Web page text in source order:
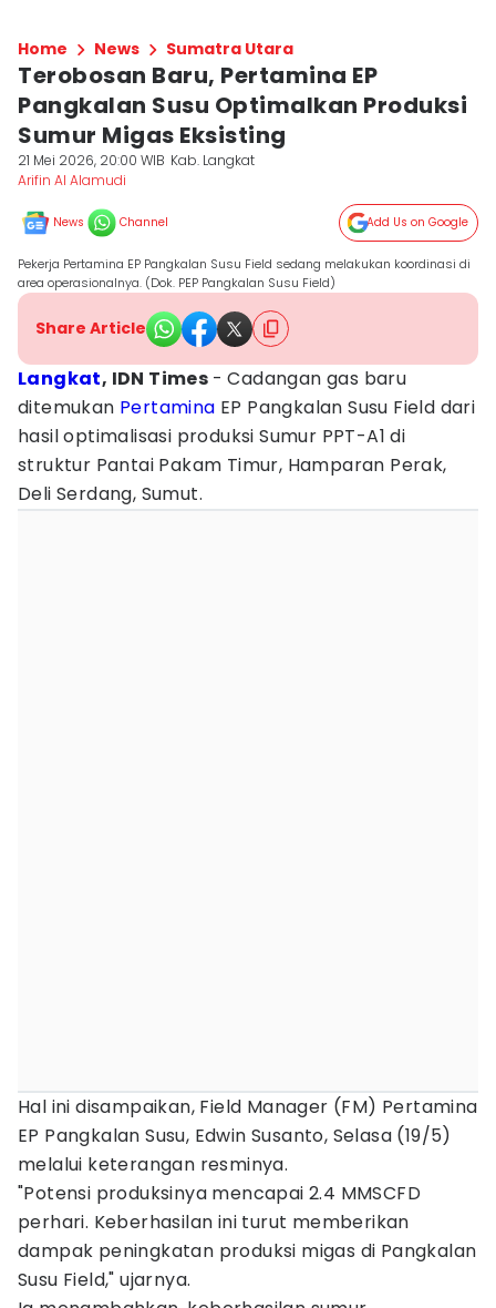
Home News Sumatra Utara
Terobosan Baru, Pertamina EP
Pangkalan Susu Optimalkan Produksi
Sumur Migas Eksisting
21 Mei 2026, 20:00 WIB Kab. Langkat
Arifin Al Alamudi
News Channel Add Us on Google
Pekerja Pertamina EP Pangkalan Susu Field sedang melakukan koordinasi di
area operasionalnya. (Dok. PEP Pangkalan Susu Field)
Share Article
Langkat, IDN Times - Cadangan gas baru
ditemukan Pertamina EP Pangkalan Susu Field dari
hasil optimalisasi produksi Sumur PPT-A1 di
struktur Pantai Pakam Timur, Hamparan Perak,
Deli Serdang, Sumut.
Hal ini disampaikan, Field Manager (FM) Pertamina
EP Pangkalan Susu, Edwin Susanto, Selasa (19/5)
melalui keterangan resminya.
"Potensi produksinya mencapai 2.4 MMSCFD
perhari. Keberhasilan ini turut memberikan
dampak peningkatan produksi migas di Pangkalan
Susu Field," ujarnya.